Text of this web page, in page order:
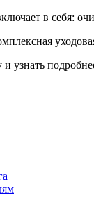
в себя:
и узнать